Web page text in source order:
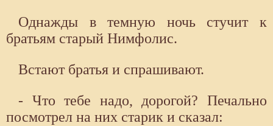
Однажды в темную ночь стучит к
братьям старый Нимфолис.
Встают братья и спрашивают.
- Что тебе надо, дорогой? Печально
посмотрел на них старик и сказал: